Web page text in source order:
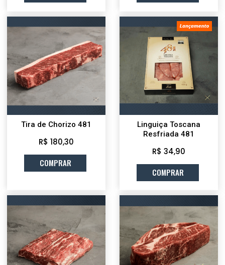
Tira de Chorizo 481
R$ 180,30
COMPRAR
Linguiça Toscana
Resfriada 481
R$ 34,90
COMPRAR